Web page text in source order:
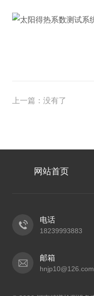
上一篇：没有了
网站首页
电话
18239993883
邮箱
hnjp10@126.com